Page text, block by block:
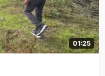
01:25